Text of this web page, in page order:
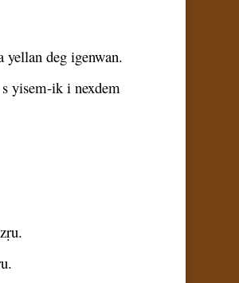
deg igenwan.
yisem-ik i nexdem